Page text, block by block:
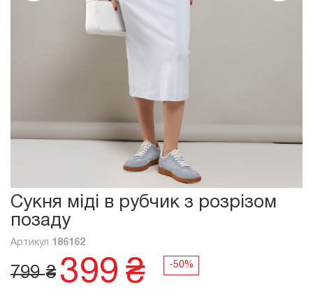
Сукня міді в рубчик з розрізом
позаду
Артикул 186162
799₴ 399 ₴